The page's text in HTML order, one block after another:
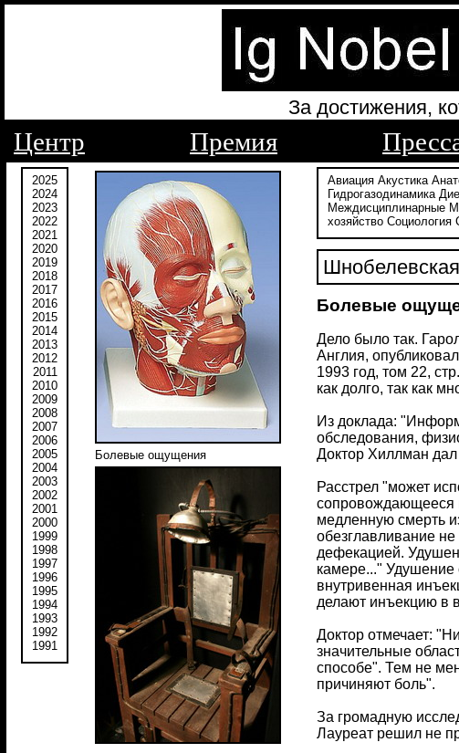
За достижения,
Центр Премия
2025
2024
2023
2022
2021
2020
2019
2018
2017
2016
2015
2014
2013
2012
2011
2010
2009
2008
2007
2006
2005
2004
2003
2002
2001
2000
1999
1998
1997
1996
1995
1994
1993
1992
1991
Болевые ощущения
Авиация Акустика
Гидрогазодинамика
Междисциплинарные
хозяйство Социология
Болевые
Дело было так.
Англия,
1993 год, том 22,
как долго, так как
Из доклада:
обследования,
Доктор Хиллман дал
Расстрел "может
сопровождающееся
медленную смерть
обезглавливание
дефекацией.
камере..." Удушение
внутривенная
делают инъекцию в
Доктор отмечает:
значительные
способе". Тем не
причиняют боль".
За громадную
Лауреат решил не